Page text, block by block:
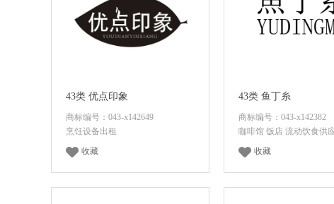
43类 优点印象
商标编号：043-x142649
烹饪设备出租
收藏
43类 鱼丁糸
商标编号：043-x142382
咖啡馆 饭店 流动饮食供
收藏